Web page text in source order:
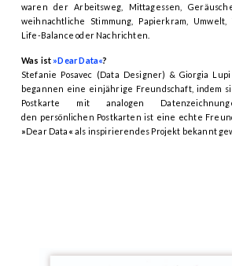
waren der Arbeitsweg, Mittagessen,
weihnachtliche Stimmung, Papierkram,
Life-Balance oder Nachrichten.
Was ist »Dear Data«?
Stefanie Posavec (Data Designer) & Giorgia
begannen eine einjährige Freundschaft, indem
Postkarte mit analogen
den persönlichen Postkarten ist eine echte
»Dear Data « als inspirierendes Projekt bekannt